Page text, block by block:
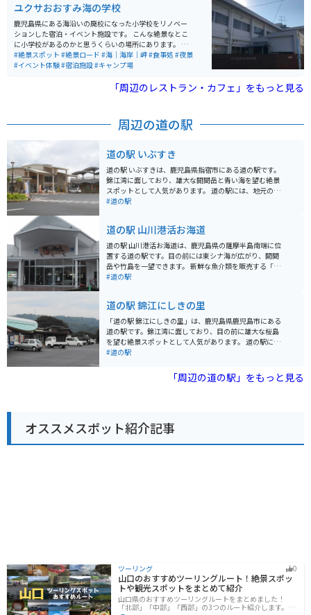
海沿いの景色のいい道路を走るのでツーリング等にはも
ってこいです。駐車場までの道は少し狭いですが、駐車
場自体は広いです。周辺には砂むし温泉や開聞岳などの
観光地もあり、ドライブやツーリングの途中に訪れるの
にも適しています。
ユクサおおすみ海の学校
鹿児島県にある海沿いの廃校になった小学校をリノベー
ションした宿泊・イベント施設です。 こんな絶景なとこ
に小学校があるのかと思うくらいの場所にあります。 校
庭でキャンプや事前予約でBBQも可能です。シャワー室
も完備していてアメニティも充実してます。 また教室を
かとワクワクすると思います。 また登山やマリンアクテ
#絶景スポット #絶景ロード #海｜海岸｜岬#食事処 #夜景
#イベント体験#宿泊施設#キャンプ場
「周辺のレストラン・カフェ」をもっと見る
周辺の道の駅
道の駅 いぶすき
道の駅 いぶすきは、鹿児島県指宿市にある道の駅です。
錦江湾に面しており、雄大な開聞岳と青い海を望む絶景
スポットとして人気があります。 道の駅には、地元の新
鮮な野菜や果物、海産物を販売する物産館や、指宿名物
癒やすことができます。 バイクで訪れる場合、道の駅に
は広々とした駐車場が完備されているので安心です。周
辺には、薩摩藩の歴史を感じられる知覧武家屋敷群や、
開聞岳登山道など、観光スポットも充実しています。指
宿産の鰹を使ったかつお節や、温暖な気候で育ったマン
#道の駅
道の駅 山川港活お海道
道の駅 山川港活お海道は、鹿児島県の薩摩半島南端に位
置する道の駅です。目の前には東シナ海が広がり、開聞
岳や竹島を一望できます。 新鮮な魚介類を販売する「海
鮮館」や、地元の特産品を販売する「物産館」などがあ
す。 また、バイクツーリングの拠点としても人気があ
り、広々とした駐車場や休憩施設が整備されています。
雄大な景色を眺めながら、ツーリングの疲れを癒やして
みてはいかがでしょうか。
#道の駅
道の駅 錦江にしきの里
「道の駅 錦江にしきの里」は、鹿児島県鹿児島市にある
道の駅です。錦江湾に面しており、目の前に雄大な桜島
を望む絶景スポットとして人気があります。 道の駅に
は、地元の新鮮な野菜や果物を販売する物産館、鹿児島
望できる展望台などが併設されています。お土産には、
鹿児島名産の黒豚や薩摩揚げ、焼酎などがおすすめで
り、バイクでの観光拠点としても最適です。
#道の駅
「周辺の道の駅」をもっと見る
オススメスポット紹介記事
ツーリング 0
山口のおすすめツーリングルート！絶景スポッ
トや観光スポットをまとめて紹介
山口県のおすすめツーリングルートをまとめました！
「北部」「中部」「西部」の3つのルート紹介します。美